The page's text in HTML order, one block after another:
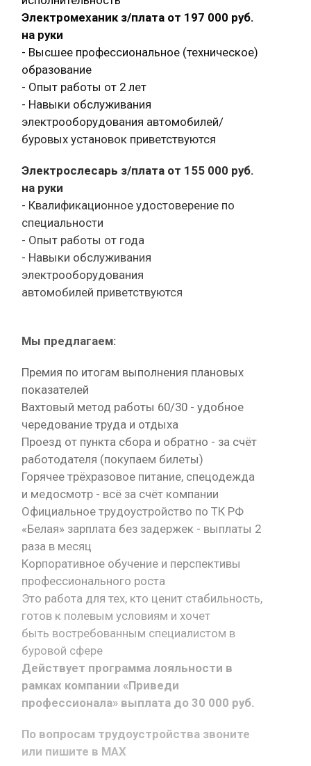
Электромеханик з/плата от 197 000 руб.
на руки
- Высшее профессиональное (техническое)
образование
- Опыт работы от 2 лет
- Навыки обслуживания
электрооборудования автомобилей/
буровых установок приветствуются
Электрослесарь з/плата от 155 000 руб.
на руки
- Квалификационное удостоверение по
специальности
- Опыт работы от года
- Навыки обслуживания
электрооборудования
автомобилей приветствуются
Мы предлагаем:
Премия по итогам выполнения плановых
показателей
Вахтовый метод работы 60/30 - удобное
чередование труда и отдыха
Проезд от пункта сбора и обратно - за счёт
работодателя (покупаем билеты)
Горячее трёхразовое питание, спецодежда
и медосмотр - всё за счёт компании
Официальное трудоустройство по ТК РФ
«Белая» зарплата без задержек - выплаты 2
раза в месяц
Корпоративное обучение и перспективы
профессионального роста
Это работа для тех, кто ценит стабильность,
готов к полевым условиям и хочет
быть востребованным специалистом в
буровой сфере
Действует программа лояльности в
рамках компании «Приведи
профессионала» выплата до 30 000 руб.
По вопросам трудоустройства звоните
или пишите в MAX